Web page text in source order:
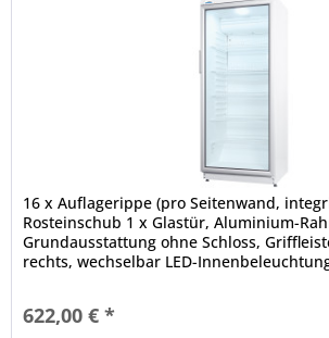
16 x Auflagerippe (pro Seitenwand,
Rosteinschub 1 x Glastür, Aluminium-
Grundausstattung ohne Schloss,
rechts, wechselbar LED-
automatische Abtauung
622,00 € *